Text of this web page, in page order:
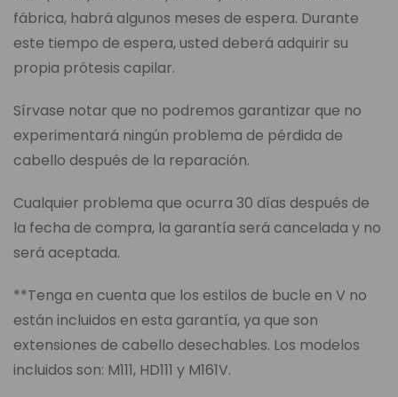
fábrica, habrá algunos meses de espera. Durante
este tiempo de espera, usted deberá adquirir su
propia prótesis capilar.
Sírvase notar que no podremos garantizar que no
experimentará ningún problema de pérdida de
cabello después de la reparación.
Cualquier problema que ocurra 30 días después de
la fecha de compra, la garantía será cancelada y no
será aceptada.
**Tenga en cuenta que los estilos de bucle en V no
están incluidos en esta garantía, ya que son
extensiones de cabello desechables. Los modelos
incluidos son: M111, HD111 y M161V.